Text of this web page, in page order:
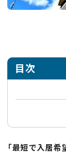
目次
「最短で入居